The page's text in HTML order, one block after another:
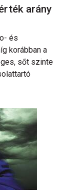
arány
és
korábban a
sőt szinte